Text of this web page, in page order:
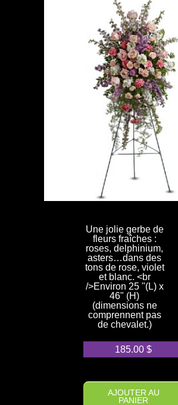
Une jolie gerbe de
fleurs fraîches :
roses, delphinium,
asters…dans des
tons de rose, violet
et blanc. <br
/>Environ 25 "(L) x
46" (H)
(dimensions ne
comprennent pas
de chevalet.)
185.00 $
AJOUTER AU
PANIER